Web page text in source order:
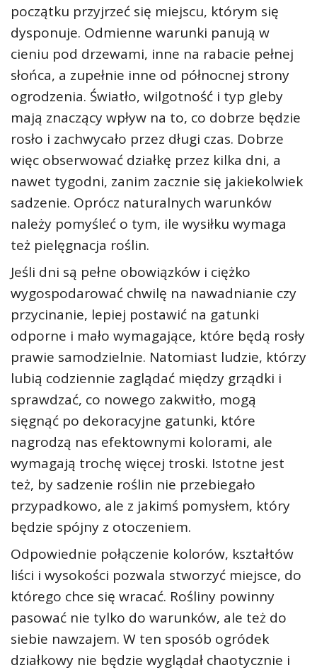
początku przyjrzeć się miejscu, którym się
dysponuje. Odmienne warunki panują w
cieniu pod drzewami, inne na rabacie pełnej
słońca, a zupełnie inne od północnej strony
ogrodzenia. Światło, wilgotność i typ gleby
mają znaczący wpływ na to, co dobrze będzie
rosło i zachwycało przez długi czas. Dobrze
więc obserwować działkę przez kilka dni, a
nawet tygodni, zanim zacznie się jakiekolwiek
sadzenie. Oprócz naturalnych warunków
należy pomyśleć o tym, ile wysiłku wymaga
też pielęgnacja roślin.
Jeśli dni są pełne obowiązków i ciężko
wygospodarować chwilę na nawadnianie czy
przycinanie, lepiej postawić na gatunki
odporne i mało wymagające, które będą rosły
prawie samodzielnie. Natomiast ludzie, którzy
lubią codziennie zaglądać między grządki i
sprawdzać, co nowego zakwitło, mogą
sięgnąć po dekoracyjne gatunki, które
nagrodzą nas efektownymi kolorami, ale
wymagają trochę więcej troski. Istotne jest
też, by sadzenie roślin nie przebiegało
przypadkowo, ale z jakimś pomysłem, który
będzie spójny z otoczeniem.
Odpowiednie połączenie kolorów, kształtów
liści i wysokości pozwala stworzyć miejsce, do
którego chce się wracać. Rośliny powinny
pasować nie tylko do warunków, ale też do
siebie nawzajem. W ten sposób ogródek
działkowy nie będzie wyglądał chaotycznie i